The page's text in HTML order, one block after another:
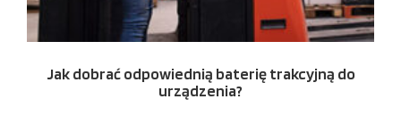
Jak dobrać odpowiednią baterię trakcyjną do
urządzenia?